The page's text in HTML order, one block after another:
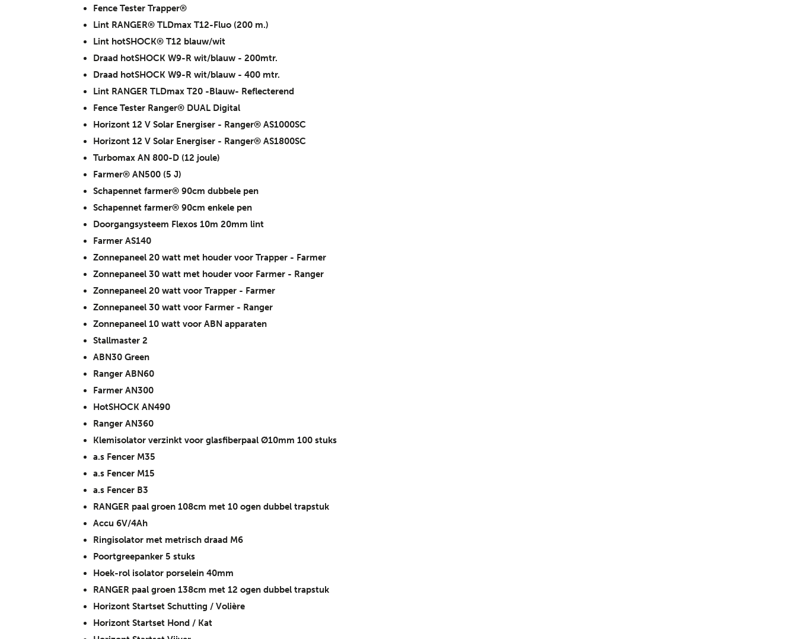
Fence Tester Trapper®
Lint RANGER® TLDmax T12-Fluo (200 m.)
Lint hotSHOCK® T12 blauw/wit
Draad hotSHOCK W9-R wit/blauw - 200mtr.
Draad hotSHOCK W9-R wit/blauw - 400 mtr.
Lint RANGER TLDmax T20 -Blauw- Reflecterend
Fence Tester Ranger® DUAL Digital
Horizont 12 V Solar Energiser - Ranger® AS1000SC
Horizont 12 V Solar Energiser - Ranger® AS1800SC
Turbomax AN 800-D (12 joule)
Farmer® AN500 (5 J)
Schapennet farmer® 90cm dubbele pen
Schapennet farmer® 90cm enkele pen
Doorgangsysteem Flexos 10m 20mm lint
Farmer AS140
Zonnepaneel 20 watt met houder voor Trapper - Farmer
Zonnepaneel 30 watt met houder voor Farmer - Ranger
Zonnepaneel 20 watt voor Trapper - Farmer
Zonnepaneel 30 watt voor Farmer - Ranger
Zonnepaneel 10 watt voor ABN apparaten
Stallmaster 2
ABN30 Green
Ranger ABN60
Farmer AN300
HotSHOCK AN490
Ranger AN360
Klemisolator verzinkt voor glasfiberpaal Ø10mm 100 stuks
a.s Fencer M35
a.s Fencer M15
a.s Fencer B3
RANGER paal groen 108cm met 10 ogen dubbel trapstuk
Accu 6V/4Ah
Ringisolator met metrisch draad M6
Poortgreepanker 5 stuks
Hoek-rol isolator porselein 40mm
RANGER paal groen 138cm met 12 ogen dubbel trapstuk
Horizont Startset Schutting / Volière
Horizont Startset Hond / Kat